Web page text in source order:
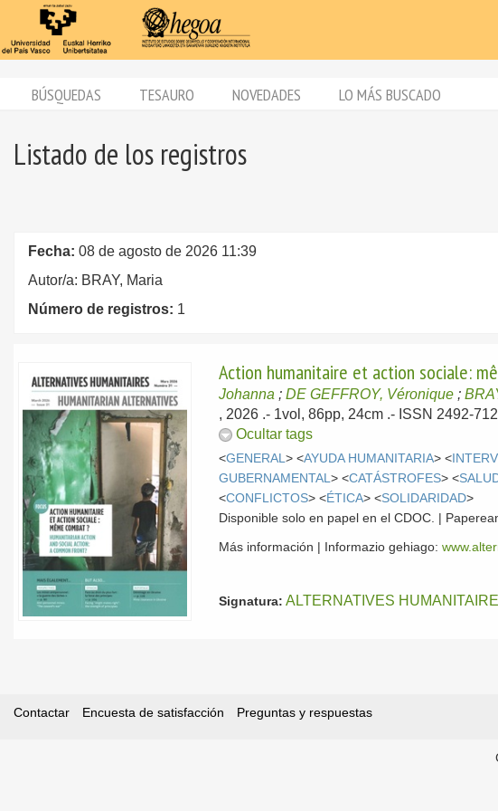
BÚSQUEDAS TESAURO NOVEDADES LO MÁS BUSCADO
Listado de los registros
Fecha: 08 de agosto de 2026 11:39
Autor/a: BRAY, Maria
Número de registros: 1
Action humanitaire et action sociale:
Johanna ;DE GEFFROY, Véronique ;
, 2026 .- 1vol, 86pp, 24cm .- ISSN 2492-
Ocultar tags
<GENERAL> <AYUDA HUMANITARIA> <
GUBERNAMENTAL> <CATÁSTROFES> <
<CONFLICTOS> <ÉTICA> <SOLIDARIDAD>
Disponible solo en papel en el CDOC. |
Más información | Informazio gehiago:
Signatura: ALTERNATIVES
Contactar Encuesta de satisfacción Preguntas y respuestas